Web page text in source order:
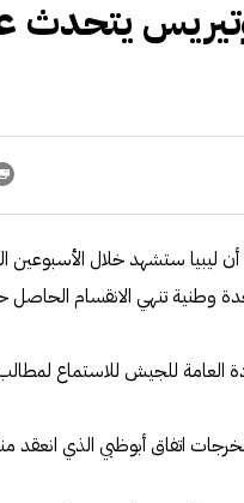
ليبيا ستشهد خلال الأسبوعين
وطنية تنهي الانقسام الحاصل
العامة للجيش للاستماع
اتفاق أبوظبي الذي